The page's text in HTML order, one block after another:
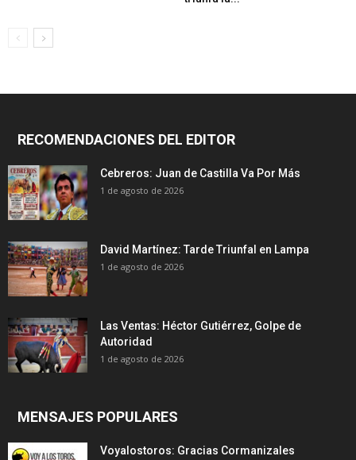
RECOMENDACIONES DEL EDITOR
Cebreros: Juan de Castilla Va Por Más
1 de agosto de 2026
David Martínez: Tarde Triunfal en Lampa
1 de agosto de 2026
Las Ventas: Héctor Gutiérrez, Golpe de
Autoridad
1 de agosto de 2026
MENSAJES POPULARES
Voyalostoros: Gracias Cormanizales